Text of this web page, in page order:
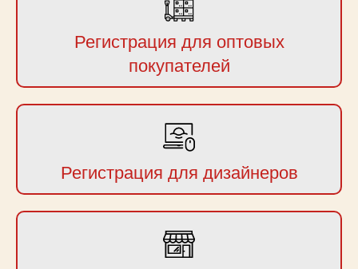
Регистрация для оптовых
покупателей
Регистрация для дизайнеров